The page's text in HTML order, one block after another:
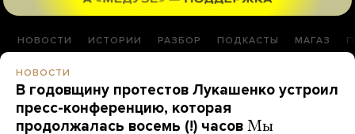
НОВОСТИ ИСТОРИИ РАЗБОР ПОДКАСТЫ МАГАЗ
НОВОСТИ
В годовщину протестов Лукашенко устроил
пресс-конференцию, которая
продолжалась восемь (!) часов Мы